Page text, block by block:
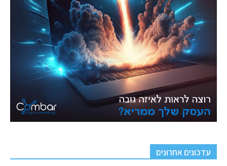
עדכונים אחרונים